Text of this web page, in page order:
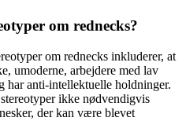
om rednecks?
om rednecks inkluderer, at
umoderne, arbejdere med lav
har anti-intellektuelle holdninger.
ikke nødvendigvis
der kan være blevet